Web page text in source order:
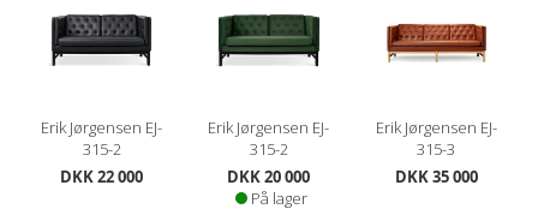
Erik Jørgensen EJ-
315-2
DKK 22 000
Erik Jørgensen EJ-
315-2
DKK 20 000
På lager
Erik Jørgensen EJ-
315-3
DKK 35 000